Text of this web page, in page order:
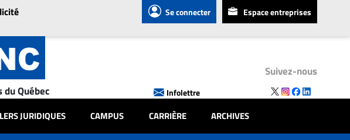
Se connecter Espace entreprises
Québec Infolettre
Suivez-nous
JURIDIQUES CAMPUS CARRIÈRE ARCHIVES